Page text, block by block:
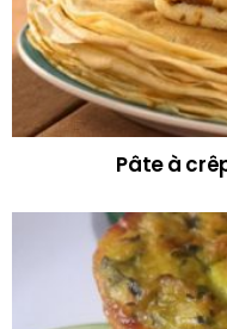
Pâte à